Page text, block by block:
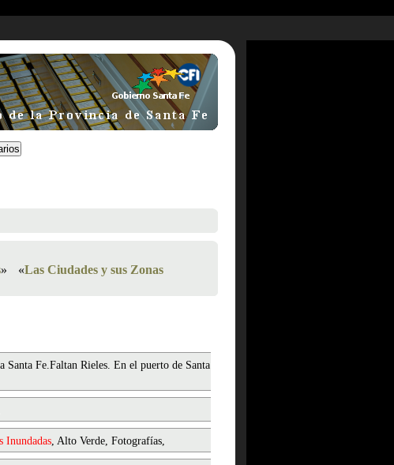
» «Las Ciudades y sus Zonas
Fe.Faltan Rieles. En el puerto de Santa
Inundadas, Alto Verde, Fotografías,